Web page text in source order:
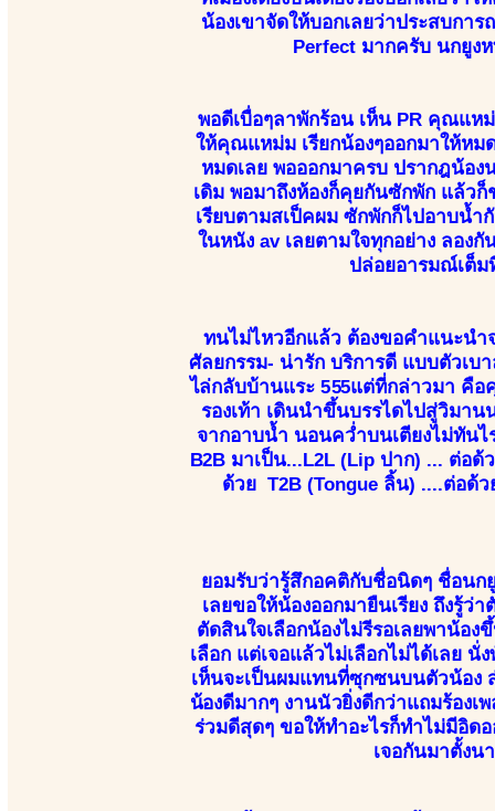
น้องเขาจัดให้บอกเลยว่าประสบก
Perfect มากครับ นกยูง
พอดีเบื่อๆลาพักร้อน เห็น PR คุณแห
ให้คุณแหม่ม เรียกน้องๆออกมาให้หม
หมดเลย พอออกมาครบ ปรากฎน้อง
เดิม พอมาถึงห้องก็คุยกันซักพัก แล้ว
เรียบตามสเป็คผม ซักพักก็ไปอาบน้ำ
ในหนัง av เลยตามใจทุกอย่าง ลอ
ปล่อยอารมณ์เต็ม
ทนไม่ไหวอีกแล้ว ต้องขอคำแนะน
ศัลยกรรม- น่ารัก บริการดี แบบตัวเบ
ไล่กลับบ้านแระ 555แต่ที่กล่าวมา คื
รองเท้า เดินนำขึ้นบรรไดไปสู่วิมา
จากอาบน้ำ นอนคว่ำบนเตียงไม่ทันไ
B2B มาเป็น...L2L (Lip ปาก) ... ต่อ
ด้วย T2B (Tongue ลิ้น) ....ต่อด้
ยอมรับว่ารู้สึกอคติกับชื่อนิดๆ ชื่อนก
เลยขอให้น้องออกมายืนเรียง ถึงรู้ว่
ตัดสินใจเลือกน้องไม่รีรอเลยพาน้อ
เลือก แต่เจอแล้วไม่เลือกไม่ได้เลย
เห็นจะเป็นผมแทนที่ซุกซนบนตัวน้อง
น้องดีมากๆ งานนัวยิ่งดีกว่าแถมร้อง
ร่วมดีสุดๆ ขอให้ทำอะไรก็ทำไม่มีอิ
เจอกันมาตั้งน